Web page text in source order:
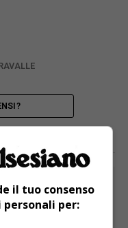
il tuo consenso
per: